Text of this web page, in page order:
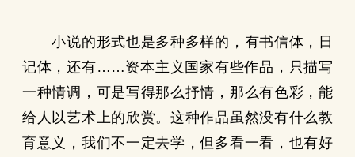
小说的形式也是多种多样的，有书信体，日
记体，还有……资本主义国家有些作品，只描写
一种情调，可是写得那么抒情，那么有色彩，能
给人以艺术上的欣赏。这种作品虽然没有什么教
育意义，我们不一定去学，但多看一看，也有好